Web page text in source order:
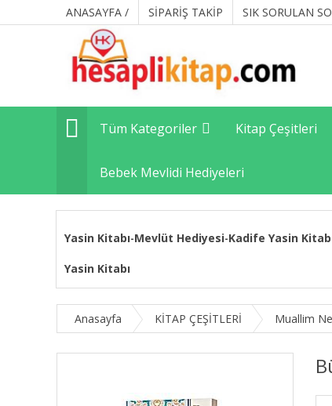
ANASAYFA / SİPARİŞ TAKİP SIK SORULAN
Tüm Kategoriler Kitap Çeşitleri
Bebek Mevlidi Hediyeleri
Yasin Kitabı-Mevlüt Hediyesi-Kadife Yasin
Yasin Kitabı
Anasayfa KİTAP ÇEŞİTLERİ Muallim